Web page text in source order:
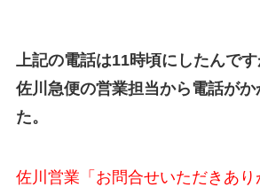
上記の電話は11時頃にしたんで
佐川急便の営業担当から電話がか
た。
佐川営業「お問合せいただきあり